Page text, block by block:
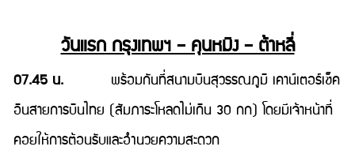
วันแรก กรุงเทพฯ – คุนหมิง – ต้าหลี่
07.45 น.
พร้อมกันที่สนามบินสุวรรณภูมิ เคาน์เตอร์เช็ค
อินสายการบินไทย (สัมภาระโหลดไม่เกิน 30 กก) โดยมีเจ้าหน้าที่
คอยให้การต้อนรับและอำนวยความสะดวก